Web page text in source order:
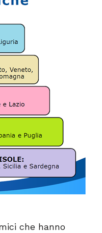
che hanno